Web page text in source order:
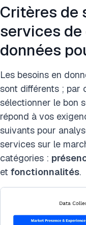
Critères de
services
données
Les besoins en
sont différents ; par
sélectionner le bon
répond à vos
suivants pour
services sur le
catégories :
et fonctionnalités.